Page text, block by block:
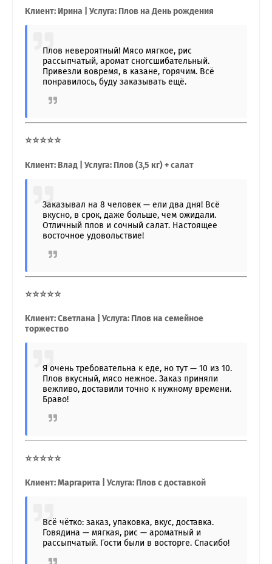
Клиент: Ирина | Услуга: Плов на День рождения
Плов невероятный! Мясо мягкое, рис
рассыпчатый, аромат сногсшибательный.
Привезли вовремя, в казане, горячим. Всё
понравилось, буду заказывать ещё.
⭐⭐⭐⭐⭐
Клиент: Влад | Услуга: Плов (3,5 кг) + салат
Заказывал на 8 человек — ели два дня! Всё
вкусно, в срок, даже больше, чем ожидали.
Отличный плов и сочный салат. Настоящее
восточное удовольствие!
⭐⭐⭐⭐⭐
Клиент: Светлана | Услуга: Плов на семейное
торжество
Я очень требовательна к еде, но тут — 10 из 10.
Плов вкусный, мясо нежное. Заказ приняли
вежливо, доставили точно к нужному времени.
Браво!
⭐⭐⭐⭐⭐
Клиент: Маргарита | Услуга: Плов с доставкой
Всё чётко: заказ, упаковка, вкус, доставка.
Говядина — мягкая, рис — ароматный и
рассыпчатый. Гости были в восторге. Спасибо!